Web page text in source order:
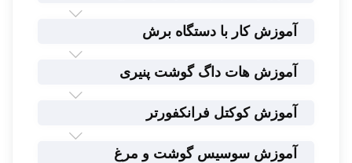
آموزش کار با دستگاه برش
آموزش هات داگ گوشت پنیری
آموزش کوکتل فرانکفورتر
آموزش سوسیس گوشت و مرغ